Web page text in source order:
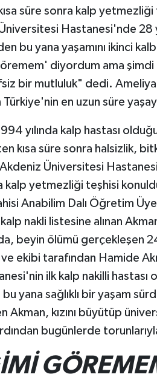
süre sonra kalp
Hastanesi'nde 28
bu yana yaşamını ikinci
diyordum ama
bir mutluluk" dedi.
Türkiye'nin en uzun süre
yılında kalp hastası
kısa süre sonra halsizlik,
Üniversitesi
kalp yetmezliği teşhisi
Anabilim Dalı Öğretim
nakli listesine alınan
beyin ölümü gerçekleşen
ekibi tarafından Hamide
ilk kalp nakilli hastası
yana sağlıklı bir yaşam
Akman, kızını büyütüp
bugünlerde